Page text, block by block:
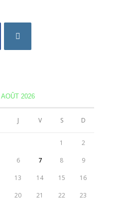
AOÛT 2026
J V S D
1 2
6 7 8 9
13 14 15 16
20 21 22 23